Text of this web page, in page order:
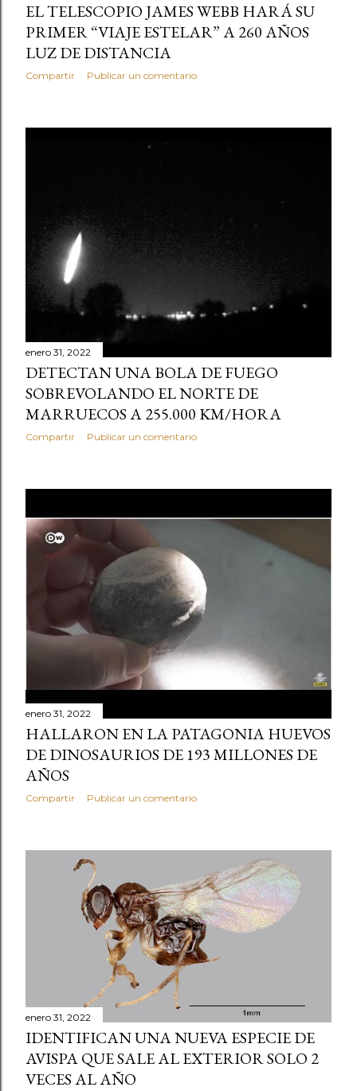
EL TELESCOPIO JAMES WEBB HARÁ SU
PRIMER “VIAJE ESTELAR” A 260 AÑOS
LUZ DE DISTANCIA
Compartir Publicar un comentario
enero 31, 2022
DETECTAN UNA BOLA DE FUEGO
SOBREVOLANDO EL NORTE DE
MARRUECOS A 255.000 KM/HORA
Compartir Publicar un comentario
enero 31, 2022
HALLARON EN LA PATAGONIA HUEVOS
DE DINOSAURIOS DE 193 MILLONES DE
AÑOS
Compartir Publicar un comentario
enero 31, 2022
IDENTIFICAN UNA NUEVA ESPECIE DE
AVISPA QUE SALE AL EXTERIOR SOLO 2
VECES AL AÑO